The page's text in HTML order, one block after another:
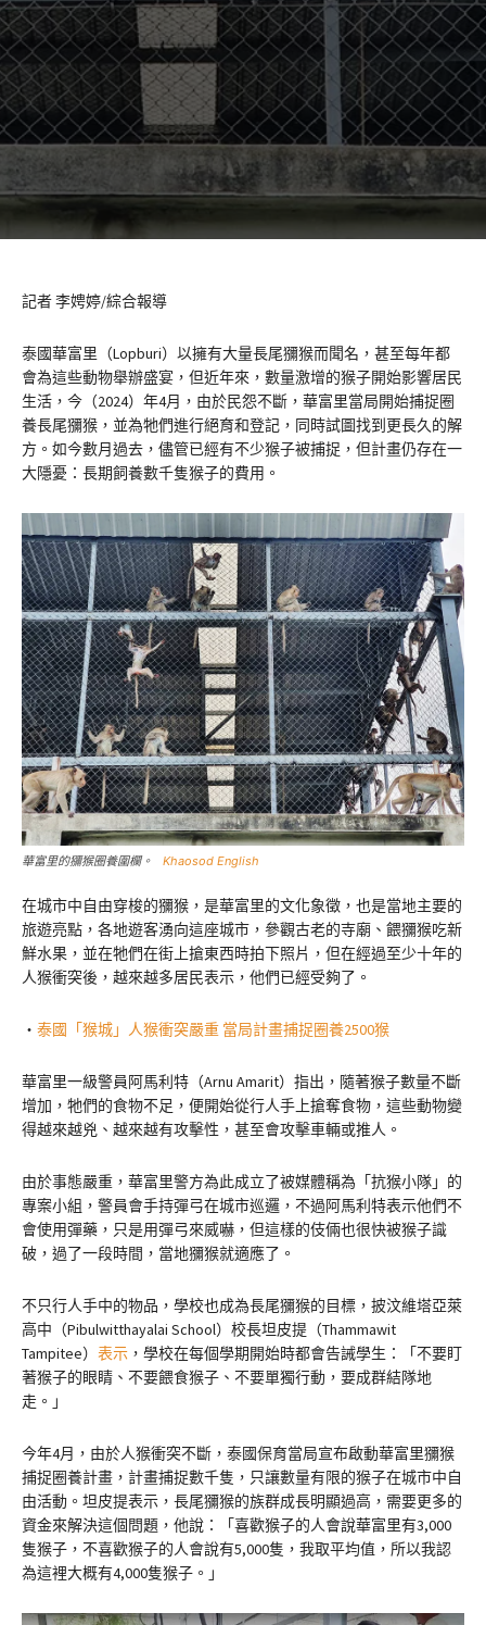
記者 李娉婷/綜合報導
泰國華富里（Lopburi）以擁有大量長尾獼猴而聞名，甚至每年都
會為這些動物舉辦盛宴，但近年來，數量激增的猴子開始影響居民
生活，今（2024）年4月，由於民怨不斷，華富里當局開始捕捉圈
養長尾獼猴，並為牠們進行絕育和登記，同時試圖找到更長久的解
方。如今數月過去，儘管已經有不少猴子被捕捉，但計畫仍存在一
大隱憂：長期飼養數千隻猴子的費用。
華富里的獼猴圈養圍欄。 Khaosod English
在城市中自由穿梭的獼猴，是華富里的文化象徵，也是當地主要的
旅遊亮點，各地遊客湧向這座城市，參觀古老的寺廟、餵獼猴吃新
鮮水果，並在牠們在街上搶東西時拍下照片，但在經過至少十年的
人猴衝突後，越來越多居民表示，他們已經受夠了。
‧ 泰國「猴城」人猴衝突嚴重 當局計畫捕捉圈養2500猴
華富里一級警員阿馬利特（Arnu Amarit）指出，隨著猴子數量不斷
增加，牠們的食物不足，便開始從行人手上搶奪食物，這些動物變
得越來越兇、越來越有攻擊性，甚至會攻擊車輛或推人。
由於事態嚴重，華富里警方為此成立了被媒體稱為「抗猴小隊」的
專案小組，警員會手持彈弓在城市巡邏，不過阿馬利特表示他們不
會使用彈藥，只是用彈弓來威嚇，但這樣的伎倆也很快被猴子識
破，過了一段時間，當地獼猴就適應了。
不只行人手中的物品，學校也成為長尾獼猴的目標，披汶維塔亞萊
高中（Pibulwitthayalai School）校長坦皮提（Thammawit
Tampitee） 表示 ，學校在每個學期開始時都會告誡學生：「不要盯
著猴子的眼睛、不要餵食猴子、不要單獨行動，要成群結隊地
走。」
今年4月，由於人猴衝突不斷，泰國保育當局宣布啟動華富里獼猴
捕捉圈養計畫，計畫捕捉數千隻，只讓數量有限的猴子在城市中自
由活動。坦皮提表示，長尾獼猴的族群成長明顯過高，需要更多的
資金來解決這個問題，他說：「喜歡猴子的人會說華富里有3,000
隻猴子，不喜歡猴子的人會說有5,000隻，我取平均值，所以我認
為這裡大概有4,000隻猴子。」